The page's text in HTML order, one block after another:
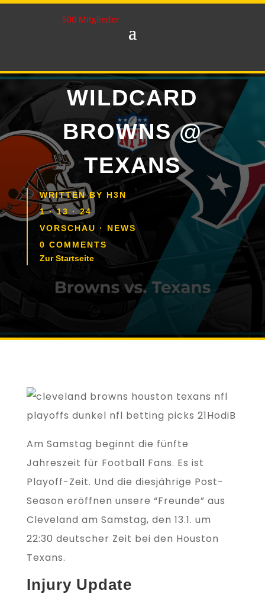
500 Mitglieder
WILDCARD
BROWNS @
TEXANS
WRITTEN BY H3N
1 · 13 · 24
VORSCHAU · NEWS
0 COMMENTS
Zur Startseite
Am Samstag beginnt die fünfte
Jahreszeit für Football Fans. Es ist
Playoff-Zeit. Und die diesjährige Post-
Season eröffnen unsere “Freunde” aus
Cleveland am Samstag, den 13.1. um
22:30 deutscher Zeit bei den Houston
Texans.
Injury Update